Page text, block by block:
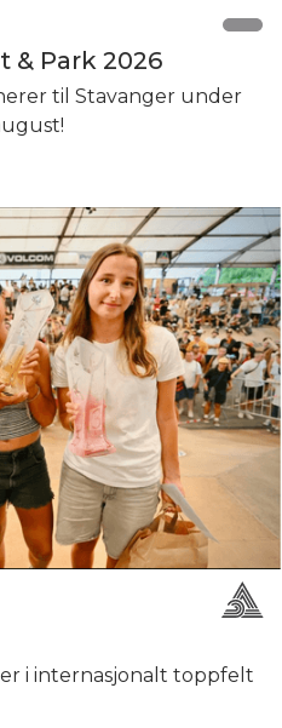
& Park 2026
til Stavanger under
i internasjonalt toppfelt